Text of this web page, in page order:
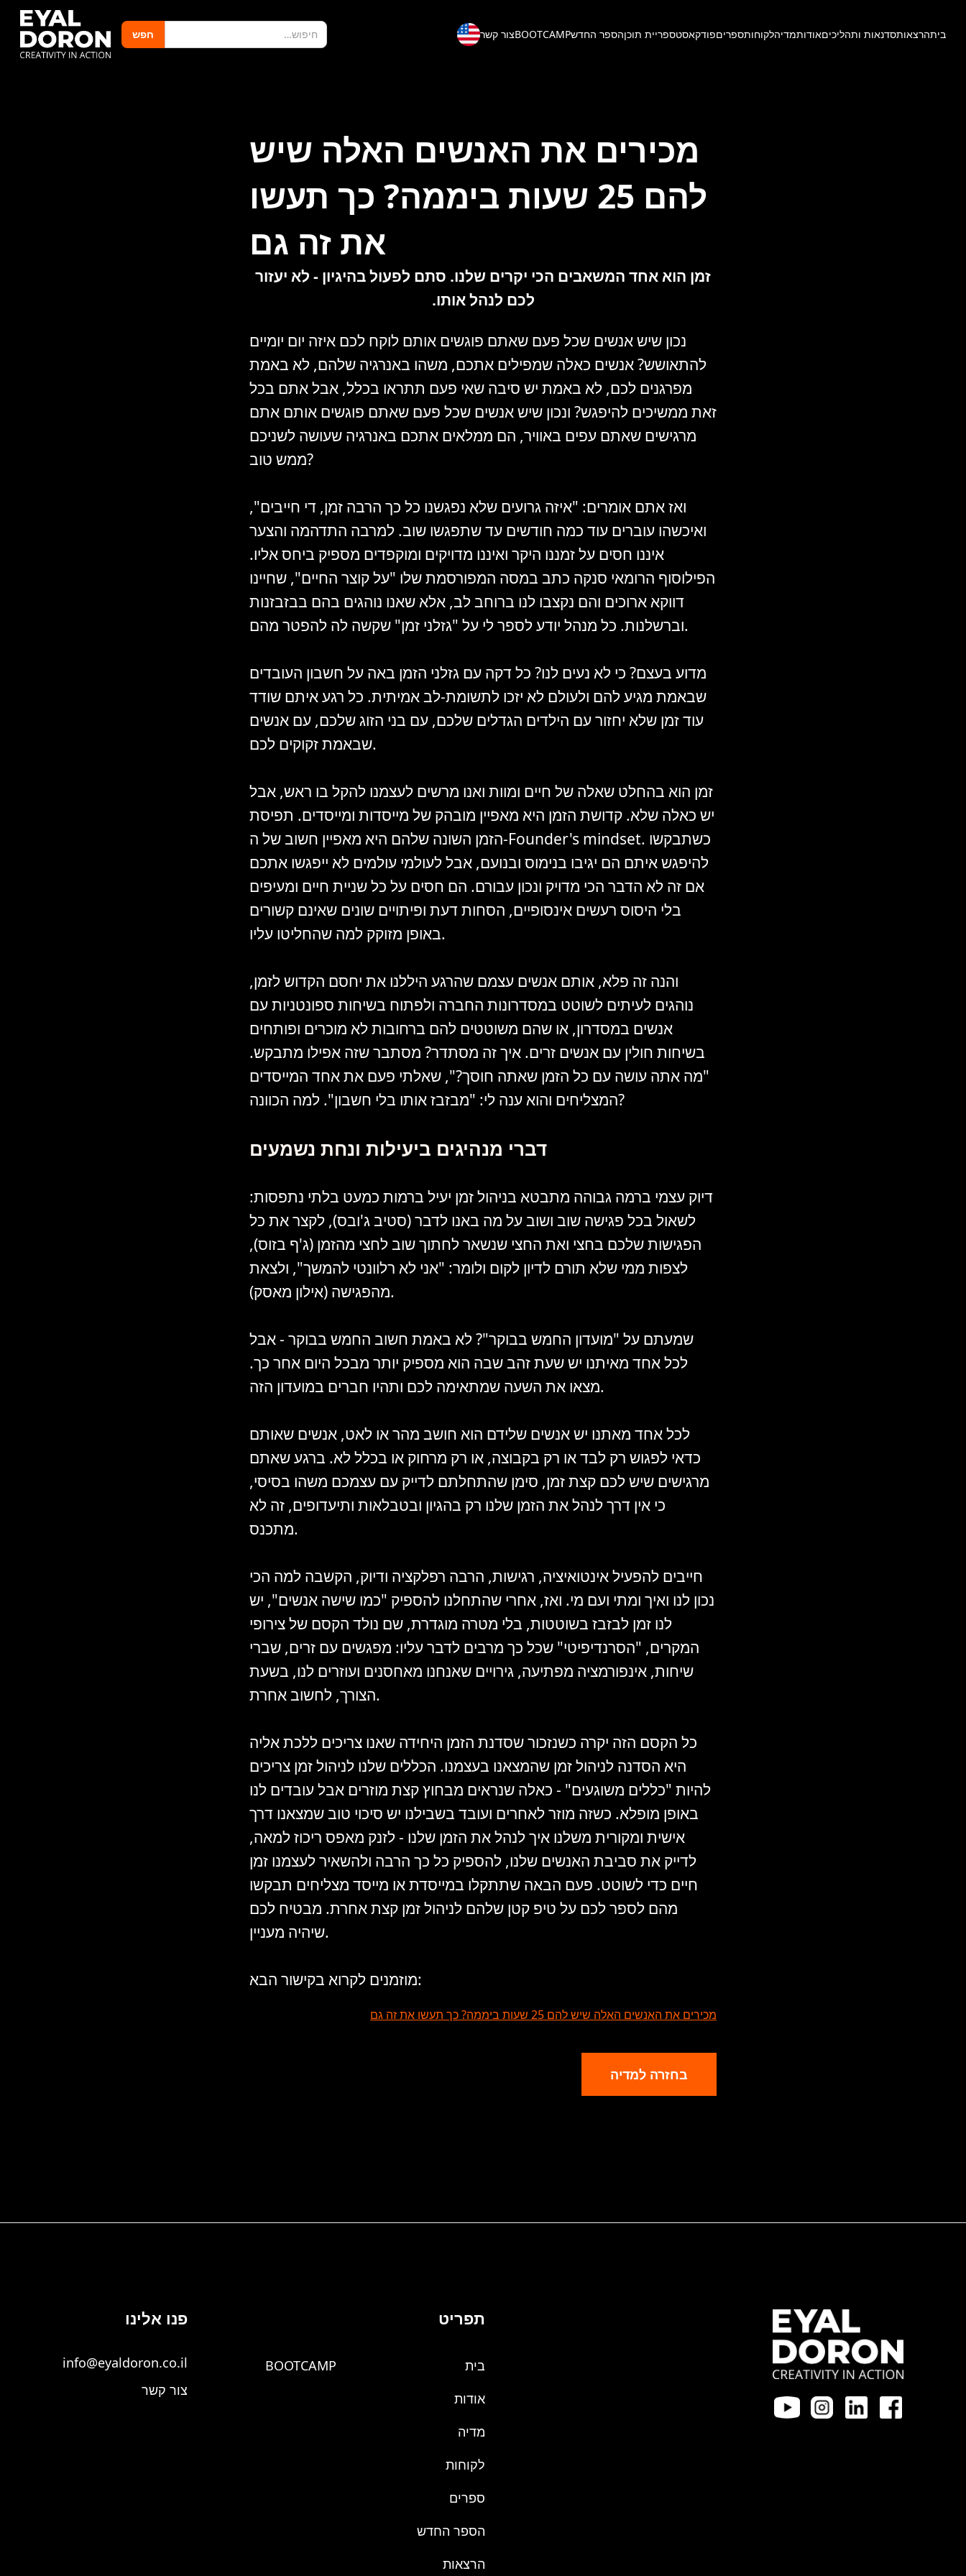
ביתהרצאותסדנאות ותהליכיםאודותמדיהלקוחותספריםפודקאסטספריית תוכןהספר החדשBOOTCAMPצור קשר
מכירים את האנשים האלה שיש
להם 25 שעות ביממה? כך תעשו
את זה גם
זמן הוא אחד המשאבים הכי יקרים שלנו. סתם לפעול בהיגיון - לא יעזור
לכם לנהל אותו.
נכון שיש אנשים שכל פעם שאתם פוגשים אותם לוקח לכם איזה יום יומיים
להתאושש? אנשים כאלה שמפילים אתכם, משהו באנרגיה שלהם, לא באמת
מפרגנים לכם, לא באמת יש סיבה שאי פעם תתראו בכלל, אבל אתם בכל
זאת ממשיכים להיפגש? ונכון שיש אנשים שכל פעם שאתם פוגשים אותם אתם
מרגישים שאתם עפים באוויר, הם ממלאים אתכם באנרגיה שעושה לשניכם
ממש טוב?
ואז אתם אומרים: "איזה גרועים שלא נפגשנו כל כך הרבה זמן, די חייבים",
ואיכשהו עוברים עוד כמה חודשים עד שתפגשו שוב. למרבה התדהמה והצער
איננו חסים על זמננו היקר ואיננו מדויקים ומוקפדים מספיק ביחס אליו.
הפילוסוף הרומאי סנקה כתב במסה המפורסמת שלו "על קוצר החיים", שחיינו
דווקא ארוכים והם נקצבו לנו ברוחב לב, אלא שאנו נוהגים בהם בבזבזנות
וברשלנות. כל מנהל יודע לספר לי על "גזלני זמן" שקשה לה להפטר מהם.
מדוע בעצם? כי לא נעים לנו? כל דקה עם גזלני הזמן באה על חשבון העובדים
שבאמת מגיע להם ולעולם לא יזכו לתשומת-לב אמיתית. כל רגע איתם שודד
עוד זמן שלא יחזור עם הילדים הגדלים שלכם, עם בני הזוג שלכם, עם אנשים
שבאמת זקוקים לכם.
זמן הוא בהחלט שאלה של חיים ומוות ואנו מרשים לעצמנו להקל בו ראש, אבל
יש כאלה שלא. קדושת הזמן היא מאפיין מובהק של מייסדות ומייסדים. תפיסת
הזמן השונה שלהם היא מאפיין חשוב של ה-Founder's mindset. כשתבקשו
להיפגש איתם הם יגיבו בנימוס ובנועם, אבל לעולמי עולמים לא ייפגשו אתכם
אם זה לא הדבר הכי מדויק ונכון עבורם. הם חסים על כל שניית חיים ומעיפים
בלי היסוס רעשים אינסופיים, הסחות דעת ופיתויים שונים שאינם קשורים
באופן מזוקק למה שהחליטו עליו.
והנה זה פלא, אותם אנשים עצמם שהרגע היללנו את יחסם הקדוש לזמן,
נוהגים לעיתים לשוטט במסדרונות החברה ולפתוח בשיחות ספונטניות עם
אנשים במסדרון, או שהם משוטטים להם ברחובות לא מוכרים ופותחים
בשיחות חולין עם אנשים זרים. איך זה מסתדר? מסתבר שזה אפילו מתבקש.
"מה אתה עושה עם כל הזמן שאתה חוסך?", שאלתי פעם את אחד המייסדים
המצליחים והוא ענה לי: "מבזבז אותו בלי חשבון". למה הכוונה?
דברי מנהיגים ביעילות ונחת נשמעים
דיוק עצמי ברמה גבוהה מתבטא בניהול זמן יעיל ברמות כמעט בלתי נתפסות:
לשאול בכל פגישה שוב ושוב על מה באנו לדבר (סטיב ג'ובס), לקצר את כל
הפגישות שלכם בחצי ואת החצי שנשאר לחתוך שוב לחצי מהזמן (ג'ף בזוס),
לצפות ממי שלא תורם לדיון לקום ולומר: "אני לא רלוונטי להמשך", ולצאת
מהפגישה (אילון מאסק).
שמעתם על "מועדון החמש בבוקר"? לא באמת חשוב החמש בבוקר - אבל
לכל אחד מאיתנו יש שעת זהב שבה הוא מספיק יותר מבכל היום אחר כך.
מצאו את השעה שמתאימה לכם ותהיו חברים במועדון הזה.
לכל אחד מאתנו יש אנשים שלידם הוא חושב מהר או לאט, אנשים שאותם
כדאי לפגוש רק לבד או רק בקבוצה, או רק מרחוק או בכלל לא. ברגע שאתם
מרגישים שיש לכם קצת זמן, סימן שהתחלתם לדייק עם עצמכם משהו בסיסי,
כי אין דרך לנהל את הזמן שלנו רק בהגיון ובטבלאות ותיעדופים, זה לא
מתכנס.
חייבים להפעיל אינטואיציה, רגישות, הרבה רפלקציה ודיוק, הקשבה למה הכי
נכון לנו ואיך ומתי ועם מי. ואז, אחרי שהתחלנו להספיק "כמו שישה אנשים", יש
לנו זמן לבזבז בשוטטות, בלי מטרה מוגדרת, שם נולד הקסם של צירופי
המקרים, "הסרנדיפיטי" שכל כך מרבים לדבר עליו: מפגשים עם זרים, שברי
שיחות, אינפורמציה מפתיעה, גירויים שאנחנו מאחסנים ועוזרים לנו, בשעת
הצורך, לחשוב אחרת.
כל הקסם הזה יקרה כשנזכור שסדנת הזמן היחידה שאנו צריכים ללכת אליה
היא הסדנה לניהול זמן שהמצאנו בעצמנו. הכללים שלנו לניהול זמן צריכים
להיות "כללים משוגעים" - כאלה שנראים מבחוץ קצת מוזרים אבל עובדים לנו
באופן מופלא. כשזה מוזר לאחרים ועובד בשבילנו יש סיכוי טוב שמצאנו דרך
אישית ומקורית משלנו איך לנהל את הזמן שלנו - לזנק מאפס ריכוז למאה,
לדייק את סביבת האנשים שלנו, להספיק כל כך הרבה ולהשאיר לעצמנו זמן
חיים כדי לשוטט. פעם הבאה שתתקלו במייסדת או מייסד מצליחים תבקשו
מהם לספר לכם על טיפ קטן שלהם לניהול זמן קצת אחרת. מבטיח לכם
שיהיה מעניין.
מוזמנים לקרוא בקישור הבא:
מכירים את האנשים האלה שיש להם 25 שעות ביממה? כך תעשו את זה גם
בחזרה למדיה
תפריט
בית
אודות
מדיה
לקוחות
ספרים
הספר החדש
הרצאות
BOOTCAMP
פנו אלינו
info@eyaldoron.co.il
צור קשר